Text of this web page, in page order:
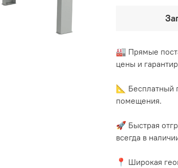
🏭 Прямые
цены и
📐 Бесплатный
помещения.
🚀 Быстрая
всегда в
📍 Широкая